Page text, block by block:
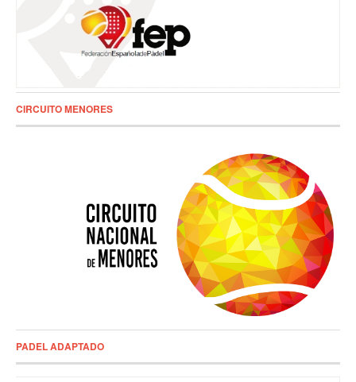
CIRCUITO MENORES
PADEL ADAPTADO